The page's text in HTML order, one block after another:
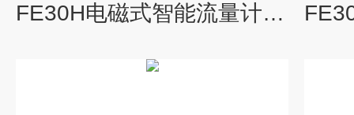
FE30H电磁式智能流量计工厂_KEWILL